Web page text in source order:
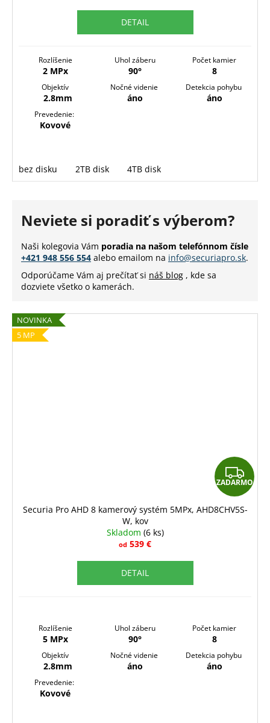
DETAIL
Rozlíšenie
2 MPx
Uhol záberu
90°
Počet kamier
8
Objektív
2.8mm
Nočné videnie
áno
Detekcia pohybu
áno
Prevedenie:
Kovové
bez disku 2TB disk 4TB disk
Neviete si poradiť s výberom?
Naši kolegovia Vám poradia na našom telefónnom čísle
+421 948 556 554 alebo emailom na info@securiapro.sk.
Odporúčame Vám aj prečítať si náš blog , kde sa
dozviete všetko o kamerách.
NOVINKA
5 MP
Z
A
D
ZADARMO
Securia Pro AHD 8 kamerový systém 5MPx, AHD8CHV5S-
W, kov
Skladom (6 ks)
od 539 €
DETAIL
Rozlíšenie
5 MPx
Uhol záberu
90°
Počet kamier
8
Objektív
2.8mm
Nočné videnie
áno
Detekcia pohybu
áno
Prevedenie:
Kovové